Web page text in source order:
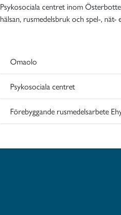
Psykosociala centret inom
hälsan, rusmedelsbruk och spel-,
Omaolo
Psykosociala centret
Förebyggande rusmedelsarbete